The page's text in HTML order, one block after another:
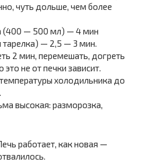
чуть дольше, чем более
(400 — 500 мл) — 4 мин
— 2,5 — 3 мин.
2 мин, перемешать, догреть
не от печки зависит.
холодильника до
высокая: разморозка,
работает, как новая —